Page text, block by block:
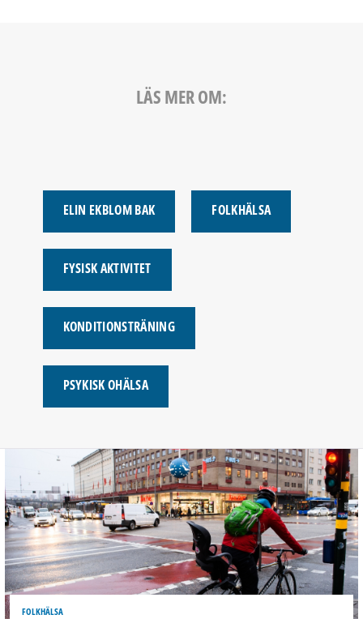
LÄS MER OM:
ELIN EKBLOM BAK FOLKHÄLSA
FYSISK AKTIVITET
KONDITIONSTRÄNING
PSYKISK OHÄLSA
FOLKHÄLSA